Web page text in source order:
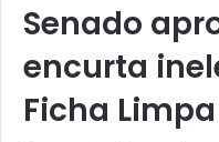
Senado
encurta
Ficha Limpa